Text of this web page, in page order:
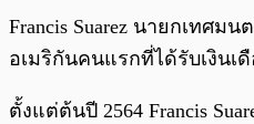
พร้อมเล่น
Francis Suarez นายกเทศม
อเมริกันคนแรกที่ได้รับเงินเ
ตั้งแต่ต้นปี 2564 Francis